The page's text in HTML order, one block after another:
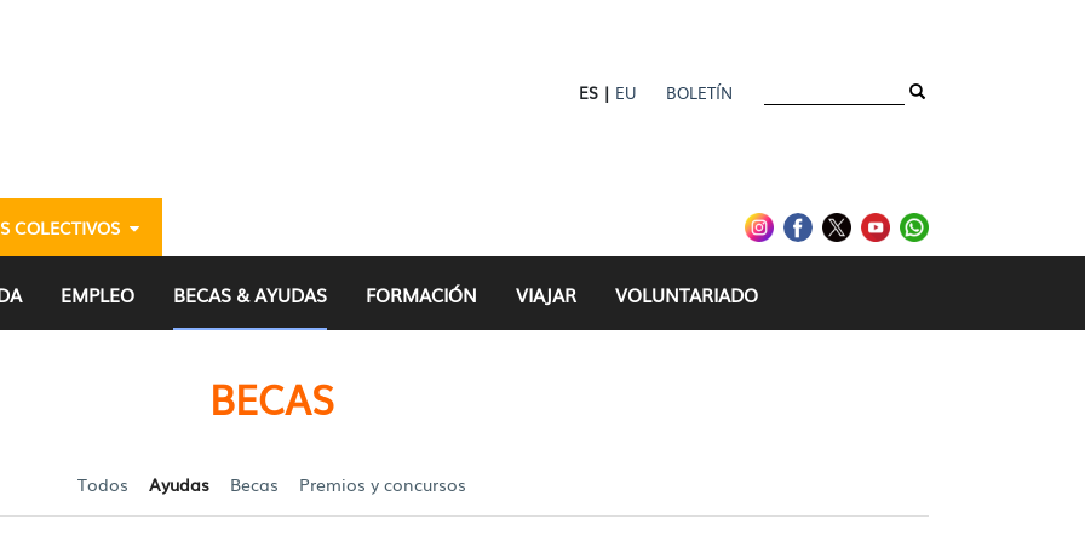
ES | EU BOLETÍN
COLECTIVOS
alaveses y alavesas - gazteria
EMPLEO BECAS & AYUDAS FORMACIÓN VIAJAR VOLUNTARIADO
BECAS
Todos Ayudas Becas Premios y concursos